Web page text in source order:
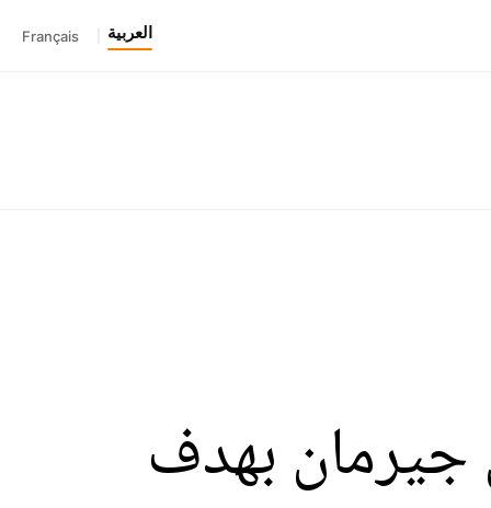
العربية Français
جيرمان بهدف